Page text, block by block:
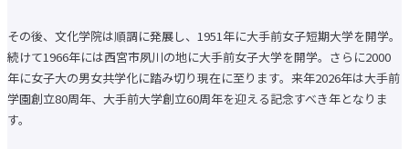
交流文化研究所
史学研究所
国際看護研究所
教員（研究者）情報
社会連携トップ
その後、文化学院は順調に発展し、1951年に大手前女子短期大学を開学。
続けて1966年には西宮市夙川の地に大手前女子大学を開学。さらに2000
年に女子大の男女共学化に踏み切り現在に至ります。来年2026年は大手前
学園創立80周年、大手前大学創立60周年を迎える記念すべき年となりま
す。